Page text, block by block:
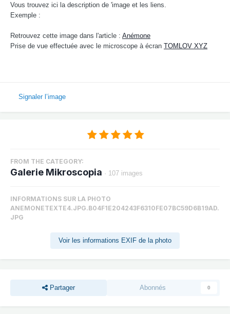
Vous trouvez ici la description de 'image et les liens.
Exemple :
Retrouvez cette image dans l'article : Anémone
Prise de vue effectuée avec le microscope à écran TOMLOV XYZ
Signaler l’image
FROM THE CATEGORY:
Galerie Mikroscopia · 107 images
INFORMATIONS SUR LA PHOTO
ANEMONETEXTE4.JPG.B04F1E204243F6310FE07BC59D6B19AD.
JPG
Voir les informations EXIF de la photo
Partager Abonnés 0